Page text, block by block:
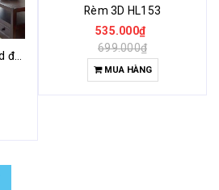
Rèm vải kết hợp rèm 3d độc đáo khác lạ
Rèm 3D HL153
535.000₫
699.000₫
MUA HÀNG